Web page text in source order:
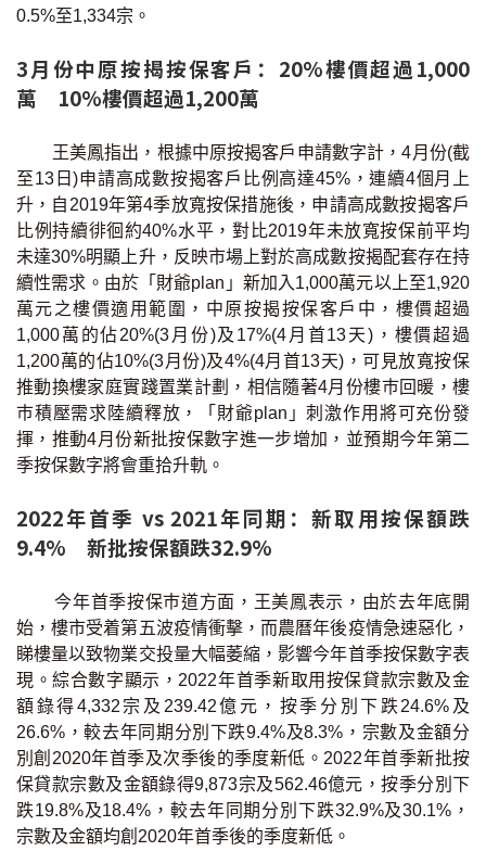
0.5%至1,334宗。
3月份中原按揭按保客戶：20%樓價超過1,000
萬 10%樓價超過1,200萬
王美鳳指出，根據中原按揭客戶申請數字計，4月份(截
至13日)申請高成數按揭客戶比例高達45%，連續4個月上
升，自2019年第4季放寬按保措施後，申請高成數按揭客戶
比例持續徘徊約40%水平，對比2019年未放寬按保前平均
未達30%明顯上升，反映市場上對於高成數按揭配套存在持
續性需求。由於「財爺plan」新加入1,000萬元以上至1,920
萬元之樓價適用範圍，中原按揭按保客戶中，樓價超過
1,000萬的佔20%(3月份)及17%(4月首13天)，樓價超過
1,200萬的佔10%(3月份)及4%(4月首13天)，可見放寬按保
推動換樓家庭實踐置業計劃，相信隨著4月份樓巿回暖，樓
巿積壓需求陸續釋放，「財爺plan」刺激作用將可充份發
揮，推動4月份新批按保數字進一步增加，並預期今年第二
季按保數字將會重拾升軌。
2022年首季 vs 2021年同期：新取用按保額跌
9.4% 新批按保額跌32.9%
今年首季按保巿道方面，王美鳳表示，由於去年底開
始，樓市受着第五波疫情衝擊，而農曆年後疫情急速惡化，
睇樓量以致物業交投量大幅萎縮，影響今年首季按保數字表
現。綜合數字顯示，2022年首季新取用按保貸款宗數及金
額錄得4,332宗及239.42億元，按季分別下跌24.6%及
26.6%，較去年同期分別下跌9.4%及8.3%，宗數及金額分
別創2020年首季及次季後的季度新低。2022年首季新批按
保貸款宗數及金額錄得9,873宗及562.46億元，按季分別下
跌19.8%及18.4%，較去年同期分別下跌32.9%及30.1%，
宗數及金額均創2020年首季後的季度新低。